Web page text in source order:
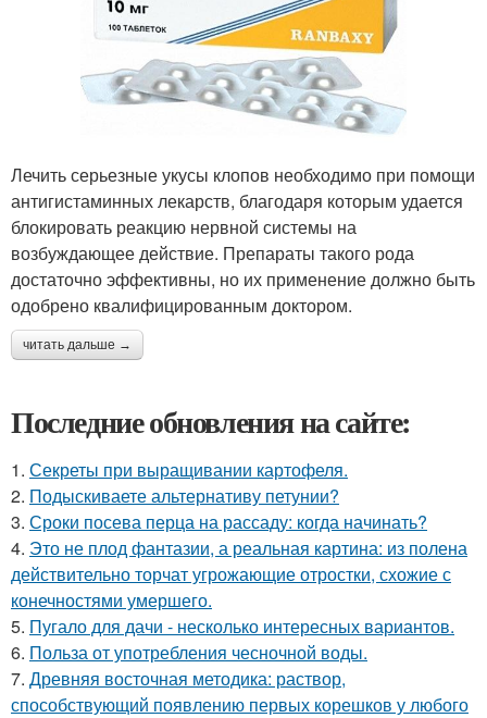
Лечить серьезные укусы клопов необходимо при помощи
антигистаминных лекарств, благодаря которым удается
блокировать реакцию нервной системы на
возбуждающее действие. Препараты такого рода
достаточно эффективны, но их применение должно быть
одобрено квалифицированным доктором.
читать дальше →
Последние обновления на сайте:
1. Секреты при выращивании картофеля.
2. Подыскиваете альтернативу петунии?
3. Сроки посева перца на рассаду: когда начинать?
4. Это не плод фантазии, а реальная картина: из полена
действительно торчат угрожающие отростки, схожие с
конечностями умершего.
5. Пугало для дачи - несколько интересных вариантов.
6. Польза от употребления чесночной воды.
7. Древняя восточная методика: раствор,
способствующий появлению первых корешков у любого